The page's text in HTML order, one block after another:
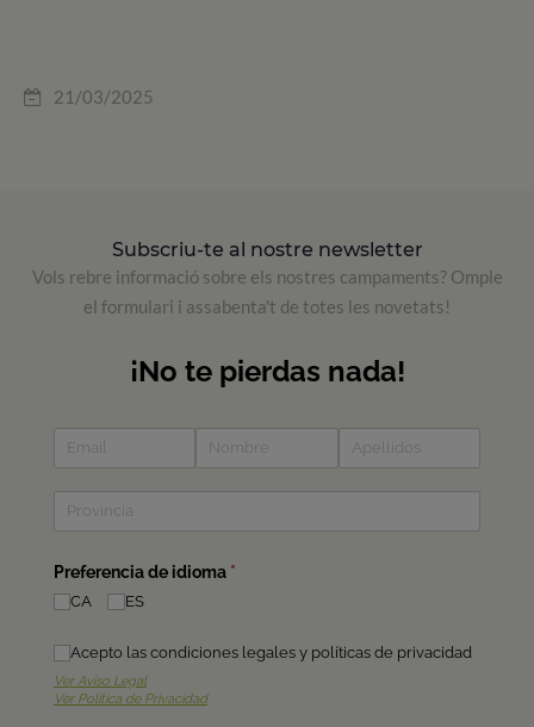
21/03/2025
Subscriu-te al nostre newsletter
Vols rebre informació sobre els nostres campaments? Omple
el formulari i assabenta't de totes les novetats!